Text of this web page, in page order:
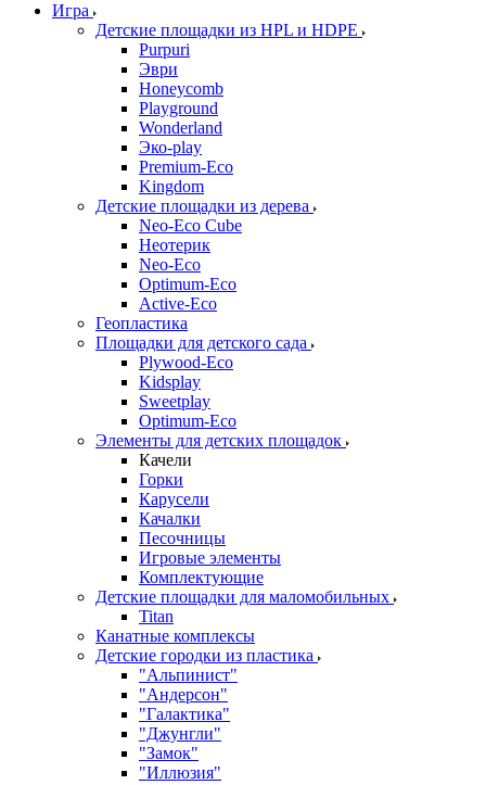
Игра
Детские площадки из HPL и HDPE
Purpuri
Эври
Honeycomb
Playground
Wonderland
Эко-play
Premium-Eco
Kingdom
Детские площадки из дерева
Neo-Eco Cube
Неотерик
Neo-Eco
Оptimum-Еco
Active-Eco
Геопластика
Площадки для детского сада
Plywood-Eco
Kidsplay
Sweetplay
Оptimum-Еco
Элементы для детских площадок
Качели
Горки
Карусели
Качалки
Песочницы
Игровые элементы
Комплектующие
Детские площадки для маломобильных
Titan
Канатные комплексы
Детские городки из пластика
"Альпинист"
"Андерсон"
"Галактика"
"Джунгли"
"Замок"
"Иллюзия"